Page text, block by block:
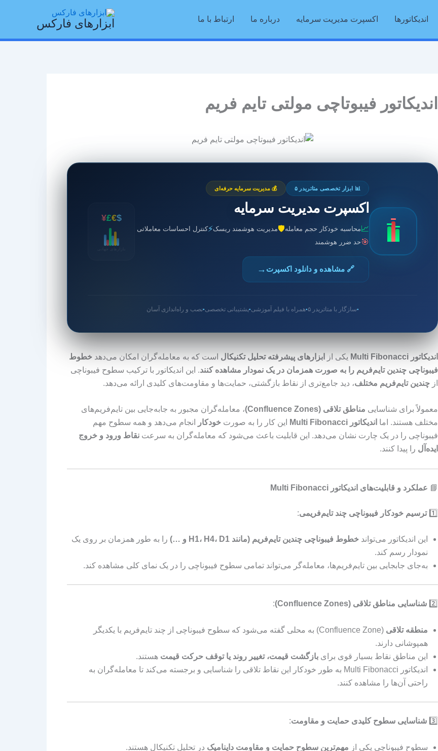
اندیکاتورها اکسپرت مدیریت سرمایه درباره ما ارتباط با ما ابزارهای فارکس
اندیکاتور فیبوتاچی مولتی تایم فریم
📊 ابزار تخصصی متاتریدر ۵ 💰 مدیریت سرمایه حرفه‌ای
اکسپرت مدیریت سرمایه
📈 محاسبه خودکار حجم معامله🛡️مدیریت هوشمند ریسک⚡کنترل احساسات معاملاتی
🎯 حد ضرر هوشمند
🔗 مشاهده و دانلود اکسپرت →
$
€
£
¥
●سازگار با متاتریدر ۵ ●همراه با فیلم آموزشی ●پشتیبانی تخصصی ●نصب و راه‌اندازی آسان
اندیکاتور Multi Fibonacci یکی از ابزارهای پیشرفته تحلیل تکنیکال است که به معامله‌گران امکان می‌دهد خطوط
فیبوناچی چندین تایم‌فریم را به صورت همزمان در یک نمودار مشاهده کنند. این اندیکاتور با ترکیب سطوح فیبوناچی
از چندین تایم‌فریم مختلف، دید جامع‌تری از نقاط بازگشتی، حمایت‌ها و مقاومت‌های کلیدی ارائه می‌دهد.
معمولاً برای شناسایی مناطق تلاقی (Confluence Zones)
، معامله‌گران مجبور به جابه‌جایی بین تایم‌فریم‌های
مختلف هستند. اما اندیکاتور Multi Fibonacci این کار را به صورت خودکار
انجام می‌دهد و همه سطوح مهم
فیبوناچی را در یک چارت نشان می‌دهد. این قابلیت باعث می‌شود که معامله‌گران به سرعت نقاط ورود و خروج
ایده‌آل را پیدا کنند.
📘 عملکرد و قابلیت‌های اندیکاتور Multi Fibonacci
1️⃣ ترسیم خودکار فیبوناچی چند تایم‌فریمی:
این اندیکاتور می‌تواند خطوط فیبوناچی چندین تایم‌فریم (مانند H1، H4، D1 و …)
را به طور همزمان بر روی یک
نمودار رسم کند.
به‌جای جابجایی بین تایم‌فریم‌ها، معامله‌گر می‌تواند تمامی سطوح فیبوناچی را در یک نمای کلی مشاهده کند.
2️⃣ شناسایی مناطق تلاقی (Confluence Zones) :
منطقه تلاقی
(Confluence Zone) به محلی گفته می‌شود که سطوح فیبوناچی از چند تایم‌فریم با یکدیگر
همپوشانی دارند.
این مناطق نقاط بسیار قوی برای بازگشت قیمت، تغییر روند یا توقف حرکت قیمت هستند.
اندیکاتور Multi Fibonacci به طور خودکار این نقاط تلاقی را شناسایی و برجسته می‌کند تا معامله‌گران به
راحتی آن‌ها را مشاهده کنند.
3️⃣ شناسایی سطوح کلیدی حمایت و مقاومت:
سطوح فیبوناچی یکی از مهم‌ترین سطوح حمایت و مقاومت داینامیک در تحلیل تکنیکال هستند.